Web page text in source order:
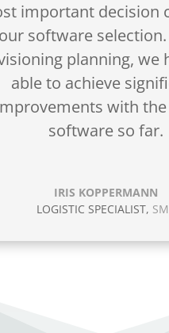
important decision
our software
planning, we
able to achieve
with
software so far.
IRIS KOPPERMANN
LOGISTIC SPECIALIST,